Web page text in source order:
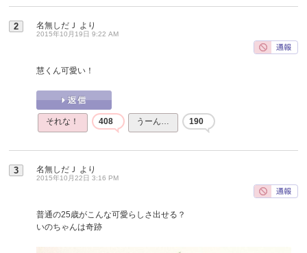
2 名無しだＪ より
2015年10月19日 9:22 AM
慧くん可愛い！
それな！ 408 うーん… 190
3 名無しだＪ より
2015年10月22日 3:16 PM
普通の25歳がこんな可愛らしさ出せる？
いのちゃんは奇跡